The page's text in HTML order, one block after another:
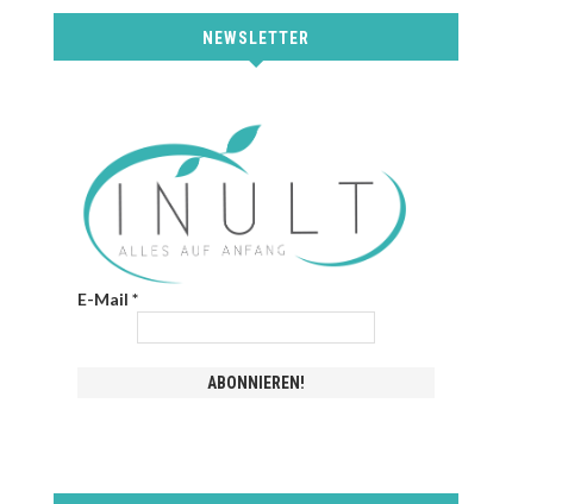
NEWSLETTER
E-Mail *